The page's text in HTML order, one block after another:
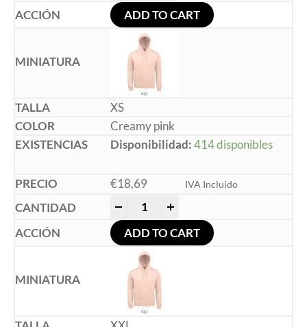
ADD TO CART
XS
Creamy pink
Disponibilidad:414 disponibles
€18,69 IVA Incluido
ADD TO CART